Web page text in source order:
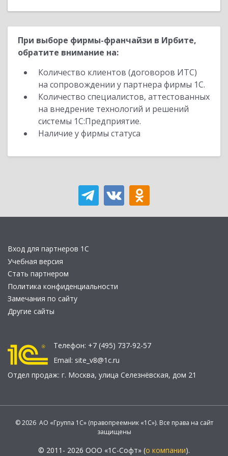
При выборе фирмы-франчайзи в Ирбите,
обратите внимание на:
Количество клиентов (договоров ИТС)
на сопровождении у партнера фирмы 1С.
Количество специалистов, аттестованных
на внедрение технологий и решений
системы 1С:Предприятие.
Наличие у фирмы статуса
Вход для партнеров 1С
Учебная версия
Стать партнером
Политика конфиденциальности
Замечания по сайту
Другие сайты
Телефон: +7 (495) 737-92-57
Email: site_v8@1c.ru
Отдел продаж: г. Москва, улица Селезнёвская, дом 21
© 2026 АО «Группа 1С» (правопреемник «1С»). Все права на сайт
защищены
© 2011- 2026 ООО «1С-Софт» (о компании).